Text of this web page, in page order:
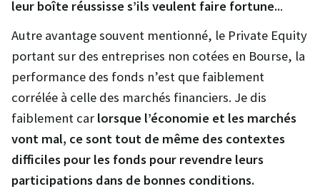
leur boîte réussisse s’ils veulent faire fortune...
Autre avantage souvent mentionné, le Private Equity
portant sur des entreprises non cotées en Bourse, la
performance des fonds n’est que faiblement
corrélée à celle des marchés financiers. Je dis
faiblement car lorsque l’économie et les marchés
vont mal, ce sont tout de même des contextes
difficiles pour les fonds pour revendre leurs
participations dans de bonnes conditions.